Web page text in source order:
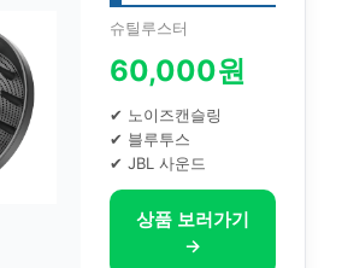
슈틸루스터
60,000원
✔ 노이즈캔슬링
✔ 블루투스
✔ JBL 사운드
상품 보러가기
→